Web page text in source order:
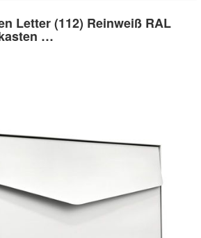
Letter (112) Reinweiß RAL
…